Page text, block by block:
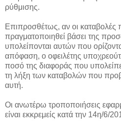
ρύθμισης.
Επιπροσθέτως, αν οι καταβολές
πραγματοποιηθεί βάσει της
υπολείπονται αυτών που
απόφαση, ο οφειλέτης
ποσό της διαφοράς που
τη λήξη των καταβολών που
αυτή.
Οι ανωτέρω τροποποιήσεις
είναι εκκρεμείς κατά την 14η/6/